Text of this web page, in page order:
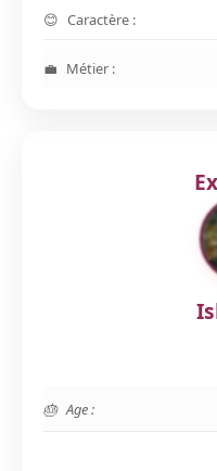
Caractère :
Métier :
Age :